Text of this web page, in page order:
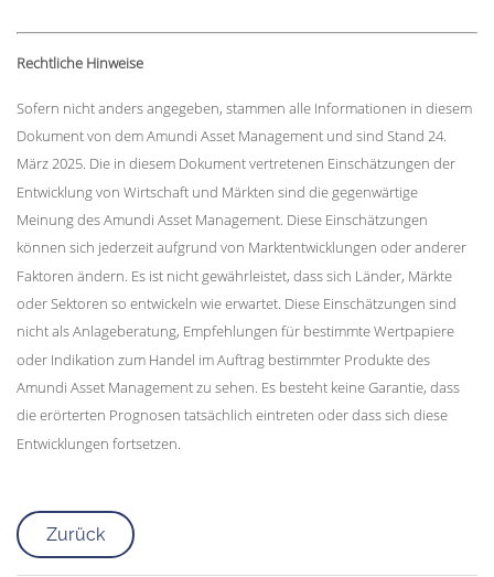
Rechtliche Hinweise
Sofern nicht anders angegeben, stammen alle Informationen in diesem
Dokument von dem Amundi Asset Management und sind Stand 24.
März 2025. Die in diesem Dokument vertretenen Einschätzungen der
Entwicklung von Wirtschaft und Märkten sind die gegenwärtige
Meinung des Amundi Asset Management. Diese Einschätzungen
können sich jederzeit aufgrund von Marktentwicklungen oder anderer
Faktoren ändern. Es ist nicht gewährleistet, dass sich Länder, Märkte
oder Sektoren so entwickeln wie erwartet. Diese Einschätzungen sind
nicht als Anlageberatung, Empfehlungen für bestimmte Wertpapiere
oder Indikation zum Handel im Auftrag bestimmter Produkte des
Amundi Asset Management zu sehen. Es besteht keine Garantie, dass
die erörterten Prognosen tatsächlich eintreten oder dass sich diese
Entwicklungen fortsetzen.
Zurück